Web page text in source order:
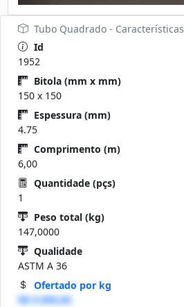
Tubo Quadrado - Características
Id
1952
Bitola (mm x mm)
150 x 150
Espessura (mm)
4.75
Comprimento (m)
6,00
Quantidade (pçs)
1
Peso total (kg)
147,0000
Qualidade
ASTM A 36
Ofertado por kg
R$ 0.000,00